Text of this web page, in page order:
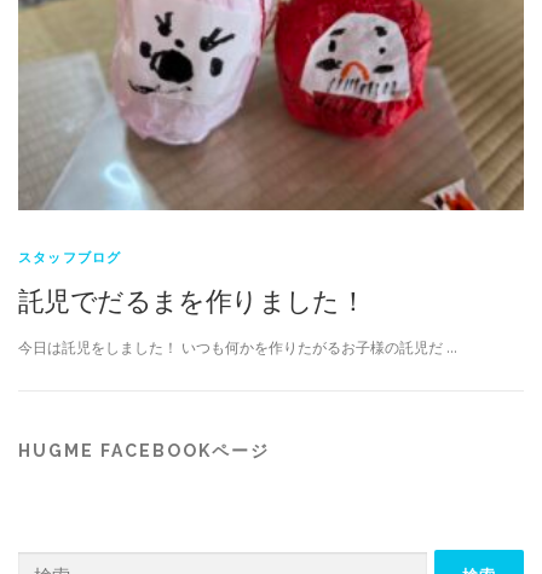
スタッフブログ
託児でだるまを作りました！
今日は託児をしました！ いつも何かを作りたがるお子様の託児だ …
HUGME FACEBOOKページ